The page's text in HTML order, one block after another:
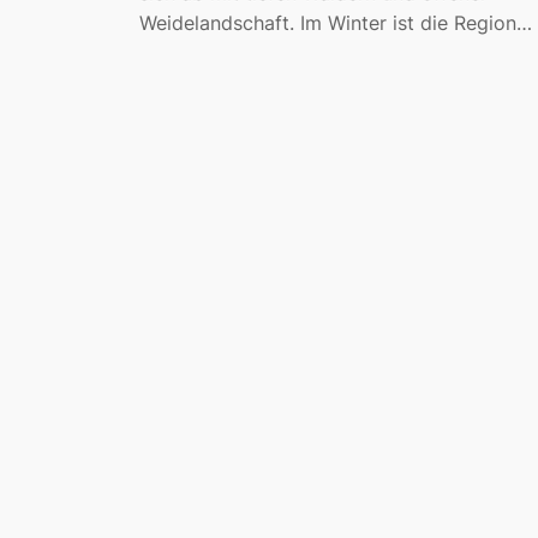
Weidelandschaft. Im Winter ist die Region…